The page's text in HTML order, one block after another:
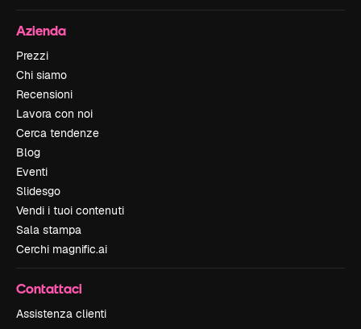
Azienda
Prezzi
Chi siamo
Recensioni
Lavora con noi
Cerca tendenze
Blog
Eventi
Slidesgo
Vendi i tuoi contenuti
Sala stampa
Cerchi magnific.ai
Contattaci
Assistenza clienti